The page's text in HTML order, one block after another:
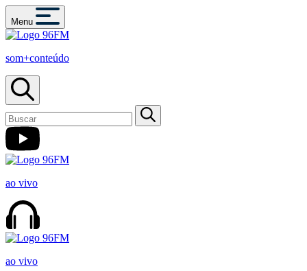
Menu
som+conteúdo
ao vivo
ao vivo